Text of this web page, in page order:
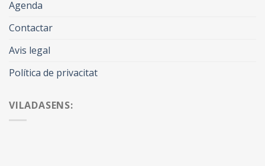
Agenda
Contactar
Avis legal
Política de privacitat
VILADASENS: